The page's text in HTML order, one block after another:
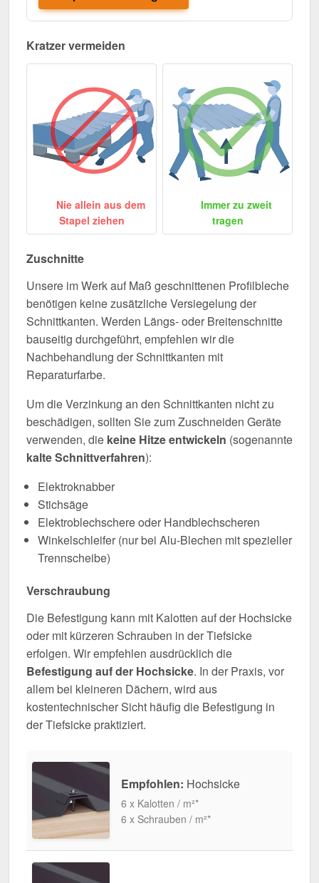
Kratzer vermeiden
Nie allein aus dem
Stapel ziehen
Immer zu zweit
tragen
Zuschnitte
Unsere im Werk auf Maß geschnittenen Profilbleche
benötigen keine zusätzliche Versiegelung der
Schnittkanten. Werden Längs- oder Breitenschnitte
bauseitig durchgeführt, empfehlen wir die
Nachbehandlung der Schnittkanten mit
Reparaturfarbe.
Um die Verzinkung an den Schnittkanten nicht zu
beschädigen, sollten Sie zum Zuschneiden Geräte
verwenden, die keine Hitze entwickeln (sogenannte
kalte Schnittverfahren):
Elektroknabber
Stichsäge
Elektroblechschere oder Handblechscheren
Winkelschleifer (nur bei Alu-Blechen mit spezieller
Trennscheibe)
Verschraubung
Die Befestigung kann mit Kalotten auf der Hochsicke
oder mit kürzeren Schrauben in der Tiefsicke
erfolgen. Wir empfehlen ausdrücklich die
Befestigung auf der Hochsicke. In der Praxis, vor
allem bei kleineren Dächern, wird aus
kostentechnischer Sicht häufig die Befestigung in
der Tiefsicke praktiziert.
Empfohlen: Hochsicke
6 x Kalotten / m²*
6 x Schrauben / m²*